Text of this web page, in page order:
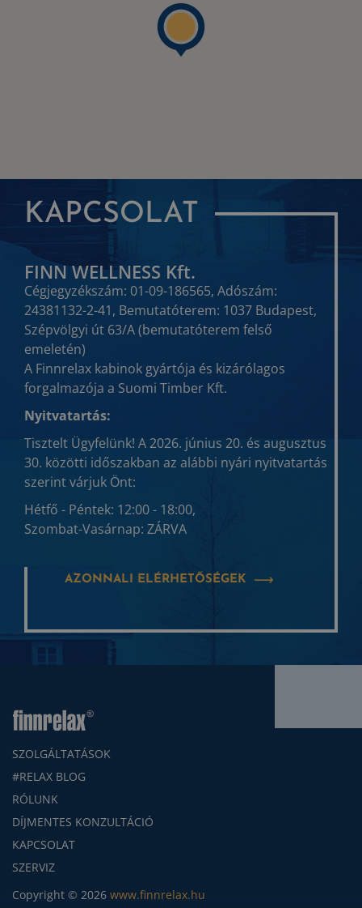
KAPCSOLAT
FINN WELLNESS Kft.
Cégjegyzékszám: 01-09-186565, Adószám:
24381132-2-41, Bemutatóterem: 1037 Budapest,
Szépvölgyi út 63/A (bemutatóterem felső
emeletén)
A Finnrelax kabinok gyártója és kizárólagos
forgalmazója a Suomi Timber Kft.
Nyitvatartás:
Tisztelt Ügyfelünk! A 2026. június 20. és augusztus
30. közötti időszakban az alábbi nyári nyitvatartás
szerint várjuk Önt:
Hétfő - Péntek: 12:00 - 18:00,
Szombat-Vasárnap: ZÁRVA
AZONNALI ELÉRHETŐSÉGEK
SZOLGÁLTATÁSOK
#RELAX BLOG
RÓLUNK
DÍJMENTES KONZULTÁCIÓ
KAPCSOLAT
SZERVIZ
Copyright © 2026 www.finnrelax.hu